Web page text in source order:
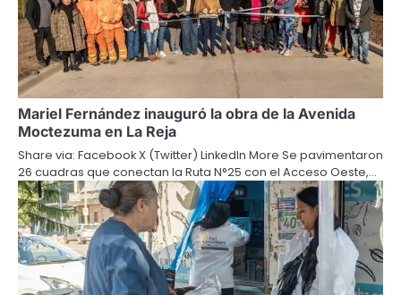
Mariel Fernández inauguró la obra de la Avenida
Moctezuma en La Reja
Share via: Facebook X (Twitter) LinkedIn More Se pavimentaron
26 cuadras que conectan la Ruta N°25 con el Acceso Oeste,…